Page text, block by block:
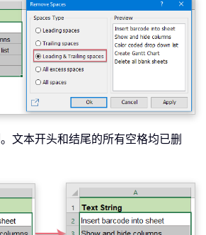
。文本开头和结尾的所有空格均已删